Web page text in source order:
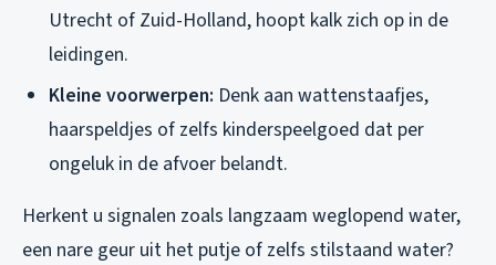
Utrecht of Zuid-Holland, hoopt kalk zich op in de
leidingen.
Kleine voorwerpen: Denk aan wattenstaafjes,
haarspeldjes of zelfs kinderspeelgoed dat per
ongeluk in de afvoer belandt.
Herkent u signalen zoals langzaam weglopend water,
een nare geur uit het putje of zelfs stilstaand water?